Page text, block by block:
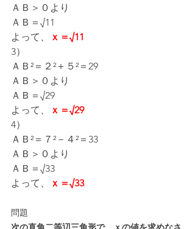
ＡＢ＞０より
ＡＢ＝√11
よって、
ｘ＝√11
3）
ＡＢ²＝２²＋５²＝29
ＡＢ＞０より
ＡＢ＝√29
よって、
ｘ＝√29
4）
ＡＢ²＝７²－４²＝33
ＡＢ＞０より
ＡＢ＝√33
よって、
ｘ＝√33
問題